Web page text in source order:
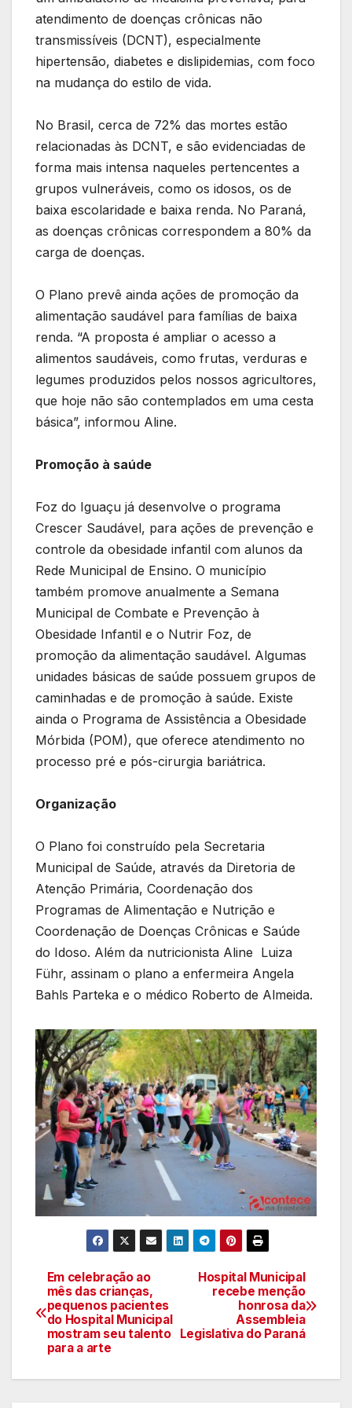
atendimento de doenças crônicas não
transmissíveis (DCNT), especialmente
hipertensão, diabetes e dislipidemias, com foco
na mudança do estilo de vida.
No Brasil, cerca de 72% das mortes estão
relacionadas às DCNT, e são evidenciadas de
forma mais intensa naqueles pertencentes a
grupos vulneráveis, como os idosos, os de
baixa escolaridade e baixa renda. No Paraná,
as doenças crônicas correspondem a 80% da
carga de doenças.
O Plano prevê ainda ações de promoção da
alimentação saudável para famílias de baixa
renda. “A proposta é ampliar o acesso a
alimentos saudáveis, como frutas, verduras e
legumes produzidos pelos nossos agricultores,
que hoje não são contemplados em uma cesta
básica”, informou Aline.
Promoção à saúde
Foz do Iguaçu já desenvolve o programa
Crescer Saudável, para ações de prevenção e
controle da obesidade infantil com alunos da
Rede Municipal de Ensino. O município
também promove anualmente a Semana
Municipal de Combate e Prevenção à
Obesidade Infantil e o Nutrir Foz, de
promoção da alimentação saudável. Algumas
unidades básicas de saúde possuem grupos de
caminhadas e de promoção à saúde. Existe
ainda o Programa de Assistência a Obesidade
Mórbida (POM), que oferece atendimento no
processo pré e pós-cirurgia bariátrica.
Organização
O Plano foi construído pela Secretaria
Municipal de Saúde, através da Diretoria de
Atenção Primária, Coordenação dos
Programas de Alimentação e Nutrição e
Coordenação de Doenças Crônicas e Saúde
do Idoso. Além da nutricionista Aline Luiza
Führ, assinam o plano a enfermeira Angela
Bahls Parteka e o médico Roberto de Almeida.
Navegação
de
artigos
Hospital Municipal
recebe menção
honrosa da
Assembleia
Legislativa do Paraná
Em celebração ao
mês das crianças,
pequenos pacientes
do Hospital Municipal
mostram seu talento
para a arte